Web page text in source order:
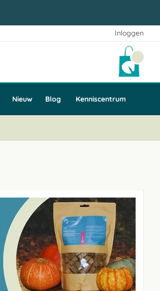
Inloggen
Nieuw Blog Kenniscentrum